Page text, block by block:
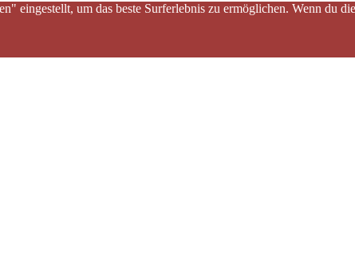
eingestellt, um das beste Surferlebnis zu ermöglichen. Wenn du